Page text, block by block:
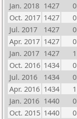
Jan. 2018 1427 0
Oct. 2017 1427 0
Jul. 2017
1427 0
Apr. 2017 1427 0
Jan. 2017 1427 1
Oct. 2016 1434 0
Jul. 2016
1434 0
Apr. 2016 1434 1
Jan. 2016 1440 0
Oct. 2015 1440 0